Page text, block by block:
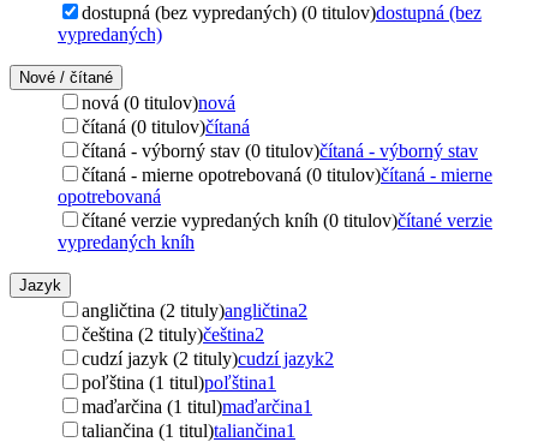
dostupná (bez vypredaných) (0 titulov)dostupná (bez
vypredaných)
Nové / čítané
nová (0 titulov)nová
čítaná (0 titulov)čítaná
čítaná - výborný stav (0 titulov)čítaná - výborný stav
čítaná - mierne opotrebovaná (0 titulov)čítaná - mierne
opotrebovaná
čítané verzie vypredaných kníh (0 titulov)čítané verzie
vypredaných kníh
Jazyk
angličtina (2 tituly)angličtina2
čeština (2 tituly)čeština2
cudzí jazyk (2 tituly)cudzí jazyk2
poľština (1 titul)poľština1
maďarčina (1 titul)maďarčina1
taliančina (1 titul)taliančina1